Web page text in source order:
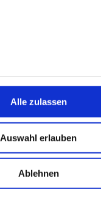
Alle zulassen
Auswahl erlauben
Ablehnen
Suchen